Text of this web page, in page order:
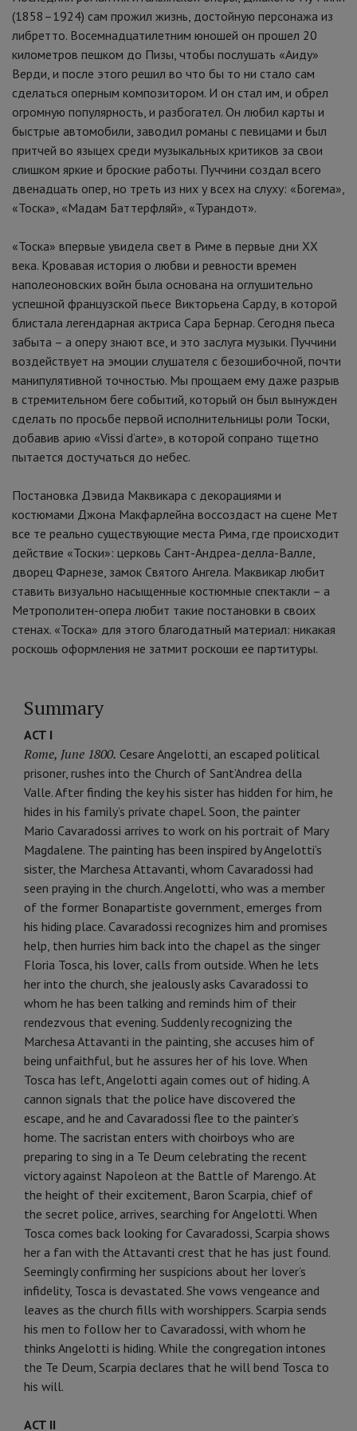
(1858–1924) сам прожил жизнь, достойную персонажа из
либретто. Восемнадцатилетним юношей он прошел 20
километров пешком до Пизы, чтобы послушать «Аиду»
Верди, и после этого решил во что бы то ни стало сам
сделаться оперным композитором. И он стал им, и обрел
огромную популярность, и разбогател. Он любил карты и
быстрые автомобили, заводил романы с певицами и был
притчей во языцех среди музыкальных критиков за свои
слишком яркие и броские работы. Пуччини создал всего
двенадцать опер, но треть из них у всех на слуху: «Богема»,
«Тоска», «Мадам Баттерфляй», «Турандот».
«Тоска» впервые увидела свет в Риме в первые дни XX
века. Кровавая история о любви и ревности времен
наполеоновских войн была основана на оглушительно
успешной французской пьесе Викторьена Сарду, в которой
блистала легендарная актриса Сара Бернар. Сегодня пьеса
забыта – а оперу знают все, и это заслуга музыки. Пуччини
воздействует на эмоции слушателя с безошибочной, почти
манипулятивной точностью. Мы прощаем ему даже разрыв
в стремительном беге событий, который он был вынужден
сделать по просьбе первой исполнительницы роли Тоски,
добавив арию «Vissi d’arte», в которой сопрано тщетно
пытается достучаться до небес.
Постановка Дэвида Маквикара с декорациями и
костюмами Джона Макфарлейна воссоздаст на сцене Мет
все те реально существующие места Рима, где происходит
действие «Тоски»: церковь Сант-Андреа-делла-Валле,
дворец Фарнезе, замок Святого Ангела. Маквикар любит
ставить визуально насыщенные костюмные спектакли – а
Метрополитен-опера любит такие постановки в своих
стенах. «Тоска» для этого благодатный материал: никакая
роскошь оформления не затмит роскоши ее партитуры.
Summary
ACT I
Rome, June 1800. Cesare Angelotti, an escaped political
prisoner, rushes into the Church of Sant’Andrea della
Valle. After finding the key his sister has hidden for him, he
hides in his family’s private chapel. Soon, the painter
Mario Cavaradossi arrives to work on his portrait of Mary
Magdalene. The painting has been inspired by Angelotti’s
sister, the Marchesa Attavanti, whom Cavaradossi had
seen praying in the church. Angelotti, who was a member
of the former Bonapartiste government, emerges from
his hiding place. Cavaradossi recognizes him and promises
help, then hurries him back into the chapel as the singer
Floria Tosca, his lover, calls from outside. When he lets
her into the church, she jealously asks Cavaradossi to
whom he has been talking and reminds him of their
rendezvous that evening. Suddenly recognizing the
Marchesa Attavanti in the painting, she accuses him of
being unfaithful, but he assures her of his love. When
Tosca has left, Angelotti again comes out of hiding. A
cannon signals that the police have discovered the
escape, and he and Cavaradossi flee to the painter’s
home. The sacristan enters with choirboys who are
preparing to sing in a Te Deum celebrating the recent
victory against Napoleon at the Battle of Marengo. At
the height of their excitement, Baron Scarpia, chief of
the secret police, arrives, searching for Angelotti. When
Tosca comes back looking for Cavaradossi, Scarpia shows
her a fan with the Attavanti crest that he has just found.
Seemingly confirming her suspicions about her lover’s
infidelity, Tosca is devastated. She vows vengeance and
leaves as the church fills with worshippers. Scarpia sends
his men to follow her to Cavaradossi, with whom he
thinks Angelotti is hiding. While the congregation intones
the Te Deum, Scarpia declares that he will bend Tosca to
his will.
ACT II